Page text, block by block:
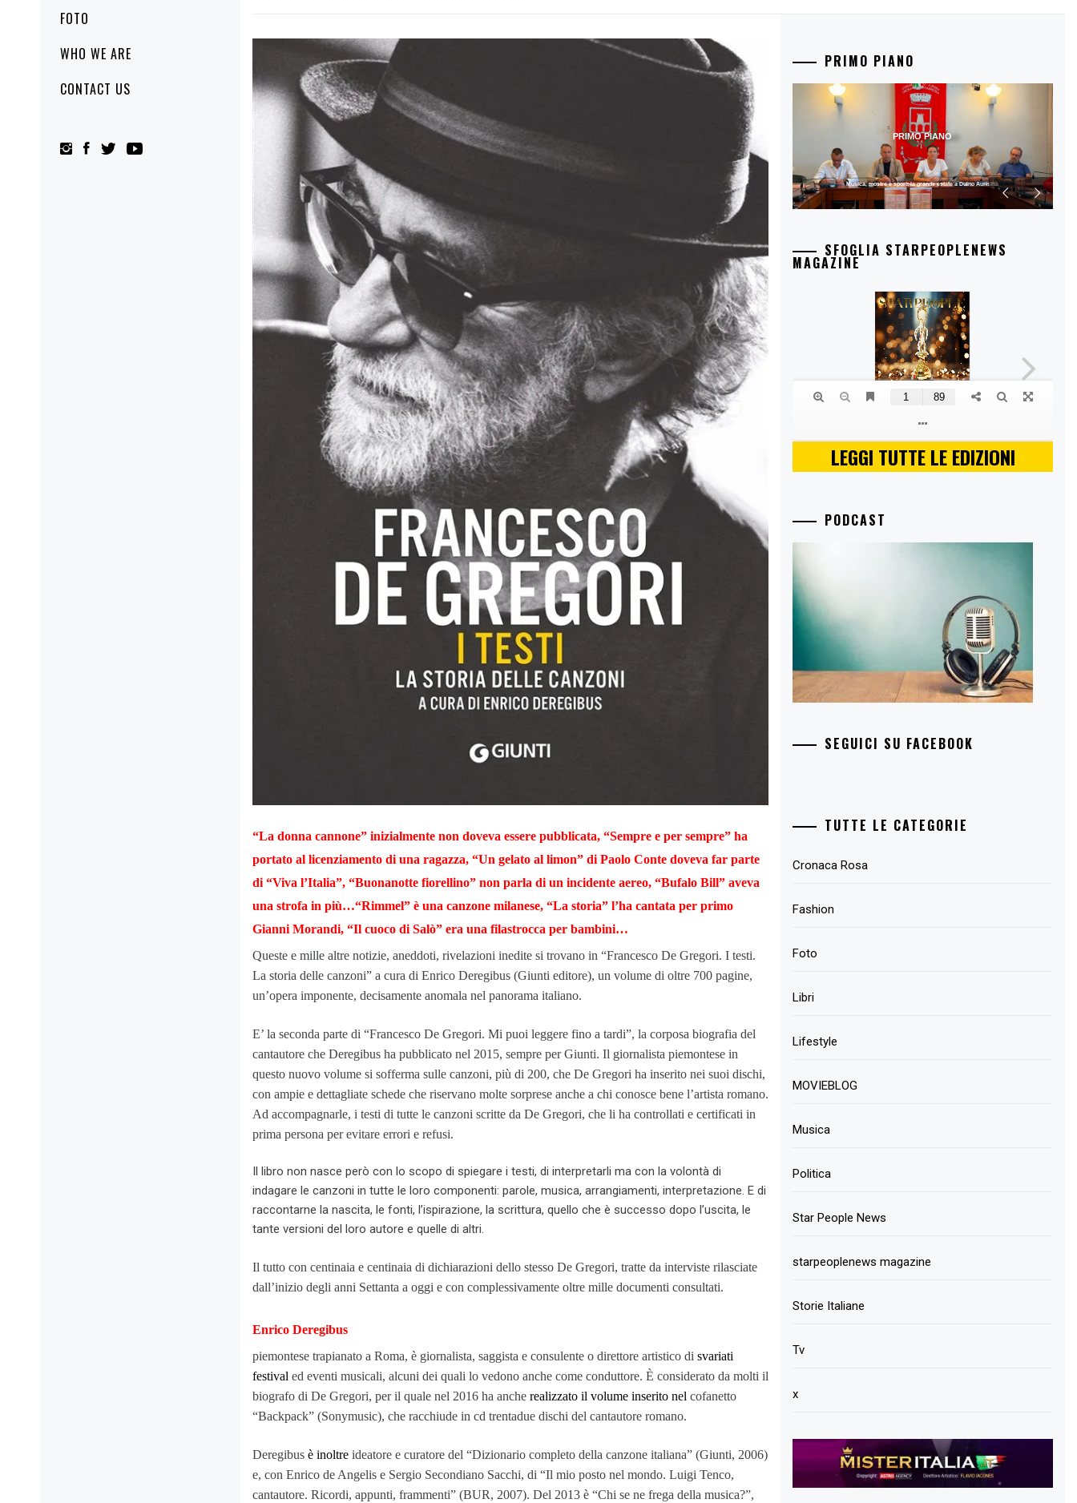
FOTO
WHO WE ARE
CONTACT US
“La donna cannone” inizialmente non doveva essere pubblicata, “Sempre e per sempre” ha
portato al licenziamento di una ragazza, “Un gelato al limon” di Paolo Conte doveva far parte
di “Viva l’Italia”, “Buonanotte fiorellino” non parla di un incidente aereo, “Bufalo Bill” aveva
una strofa in più…“Rimmel” è una canzone milanese, “La storia” l’ha cantata per primo
Gianni Morandi, “Il cuoco di Salò” era una filastrocca per bambini…
Queste e mille altre notizie, aneddoti, rivelazioni inedite si trovano in “Francesco De Gregori. I testi.
La storia delle canzoni” a cura di Enrico Deregibus (Giunti editore), un volume di oltre 700 pagine,
un’opera imponente, decisamente anomala nel panorama italiano.
E’ la seconda parte di “Francesco De Gregori. Mi puoi leggere fino a tardi”, la corposa biografia del
cantautore che Deregibus ha pubblicato nel 2015, sempre per Giunti. Il giornalista piemontese in
questo nuovo volume si sofferma sulle canzoni, più di 200, che De Gregori ha inserito nei suoi dischi,
con ampie e dettagliate schede che riservano molte sorprese anche a chi conosce bene l’artista romano.
Ad accompagnarle, i testi di tutte le canzoni scritte da De Gregori, che li ha controllati e certificati in
prima persona per evitare errori e refusi.
Il libro non nasce però con lo scopo di spiegare i testi, di interpretarli ma con la volontà di
indagare le canzoni in tutte le loro componenti: parole, musica, arrangiamenti, interpretazione. E di
raccontarne la nascita, le fonti, l’ispirazione, la scrittura, quello che è successo dopo l’uscita, le
tante versioni del loro autore e quelle di altri.
Il tutto con centinaia e centinaia di dichiarazioni dello stesso De Gregori, tratte da interviste rilasciate
dall’inizio degli anni Settanta a oggi e con complessivamente oltre mille documenti consultati.
Enrico Deregibus
piemontese trapianato a Roma, è giornalista, saggista e consulente o direttore artistico di svariati
festival ed eventi musicali, alcuni dei quali lo vedono anche come conduttore. È considerato da molti il
biografo di De Gregori, per il quale nel 2016 ha anche realizzato il volume inserito nel cofanetto
“Backpack” (Sonymusic), che racchiude in cd trentadue dischi del cantautore romano.
Deregibus è inoltre ideatore e curatore del “Dizionario completo della canzone italiana” (Giunti, 2006)
e, con Enrico de Angelis e Sergio Secondiano Sacchi, di “Il mio posto nel mondo. Luigi Tenco,
cantautore. Ricordi, appunti, frammenti” (BUR, 2007). Del 2013 è “Chi se ne frega della musica?”,
PRIMO PIANO
Musica, mostre e sport: la grande estate a Duino Aurisina
PRIMO PIANO
SFOGLIA STARPEOPLENEWS
MAGAZINE
LEGGI TUTTE LE EDIZIONI
PODCAST
SEGUICI SU FACEBOOK
TUTTE LE CATEGORIE
Cronaca Rosa
Fashion
Foto
Libri
Lifestyle
MOVIEBLOG
Musica
Politica
Star People News
starpeoplenews magazine
Storie Italiane
Tv
x